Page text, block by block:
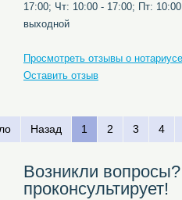
17:00; Чт: 10:00 - 17:00; Пт:
выходной
Просмотреть отзывы о нотариусе
Оставить отзыв
Назад 1 2 3 4
Возникли
проконсультирует!